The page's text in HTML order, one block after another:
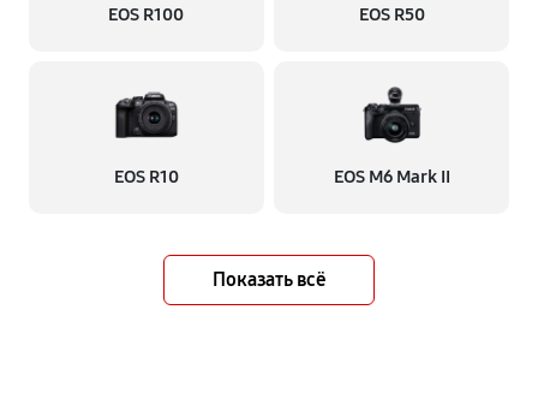
EOS R100 EOS R50
EOS R10 EOS M6 Mark II
Показать всё